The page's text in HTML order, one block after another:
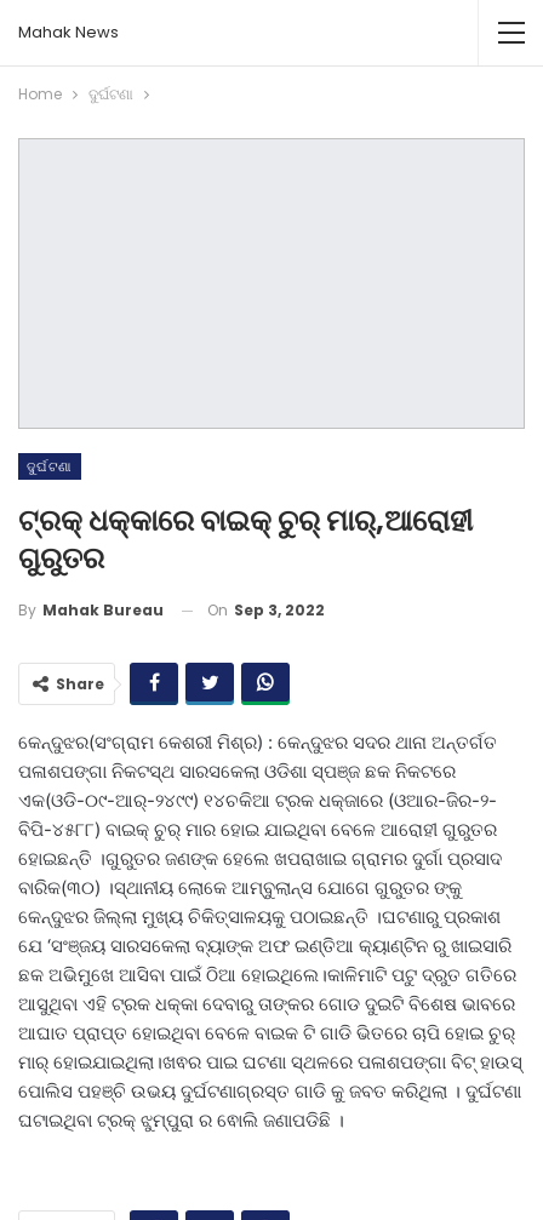
Mahak News
Home ଦୁର୍ଘଟଣା
ଦୁର୍ଘଟଣା
ଟ୍ରକ୍ ଧକ୍କାରେ ବାଇକ୍ ଚୁର୍ ମାର୍,ଆରୋହୀ
ଗୁରୁତର
By Mahak Bureau On Sep 3, 2022
Share
କେନ୍ଦୁଝର(ସଂଗ୍ରାମ କେଶରୀ ମିଶ୍ର) : କେନ୍ଦୁଝର ସଦର ଥାନା ଅନ୍ତର୍ଗତ
ପଳାଶପଙ୍ଗା ନିକଟସ୍ଥ ସାରସକେଲା ଓଡିଶା ସ୍ପଞ୍ଜ ଛକ ନିକଟରେ
ଏକ(ଓଡି-୦୯-ଆର୍-୨୪୯୯) ୧୪ଚକିଆ ଟ୍ରକ ଧକ୍ଜାରେ (ଓଆର-ଜିର-୨-
ବିପି-୪୫୮୮) ବାଇକ୍ ଚୁର୍ ମାର ହୋଇ ଯାଇଥିବା ବେଳେ ଆରୋହୀ ଗୁରୁତର
ହୋଇଛନ୍ତି ।ଗୁରୁତର ଜଣଙ୍କ ହେଲେ ଖପରାଖାଇ ଗ୍ରାମର ଦୁର୍ଗ‍ା ପ୍ରସାଦ
ବାରିକ(୩୦) ।ସ୍ଥାନୀୟ ଲୋକେ ଆମ୍ବୁଲାନ୍ସ ଯୋଗେ ଗୁରୁତର ଙ୍କୁ
କେନ୍ଦୁଝର ଜିଲ୍ଲା ମୁଖ୍ୟ ଚିକିତ୍ସାଳୟକୁ ପଠାଇଛନ୍ତି ।ଘଟଣାରୁ ପ୍ରକାଶ
ଯେ ‘ସଂଞ୍ଜୟ ସାରସକେଲା ବ୍ୟାଙ୍କ ଅଫ ଇଣ୍ତିଆ କ୍ୟାଣ୍ଟିନ ରୁ ଖାଇସାରି
ଛକ ଅଭିମୁଖେ ଆସିବା ପାଇଁ ଠିଆ ହୋଇଥିଲେ।କାଳିମାଟି ପଟୁ ଦ୍ରୁତ ଗତିରେ
ଆସୁଥିବା ଏହି ଟ୍ରକ ଧକ୍କା ଦେବାରୁ ତାଙ୍କର ଗୋଡ ଦୁଇଟି ବିଶେଷ ଭାବରେ
ଆଘାତ ପ୍ରାପ୍ତ ହୋଇଥିବା ବେଳେ ବାଇକ ଟି ଗାଡି ଭିତରେ ଚାପି ହୋଇ ଚୁର୍
ମାର୍ ହୋଇଯାଇଥିଲା।ଖଵର ପାଇ ଘଟଣା ସ୍ଥଳରେ ପଳାଶପଙ୍ଗା ବିଟ୍ ହାଉସ୍
ପୋଲିସ ପହଞ୍ଚି ଉଭୟ ଦୁର୍ଘଟଣାଗ୍ରସ୍ତ ଗାଡି କୁ ଜବତ କରିଥିଲା । ଦୁର୍ଘଟଣା
ଘଟାଇଥିବା ଟ୍ରକ୍ ଝୁମ୍ପୁରା ର ଵୋଲି ଜଣାପଡିଛି ।